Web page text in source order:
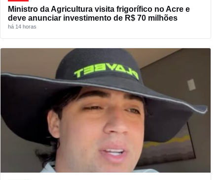
Ministro da Agricultura visita frigorífico no Acre e
deve anunciar investimento de R$ 70 milhões
há 14 horas